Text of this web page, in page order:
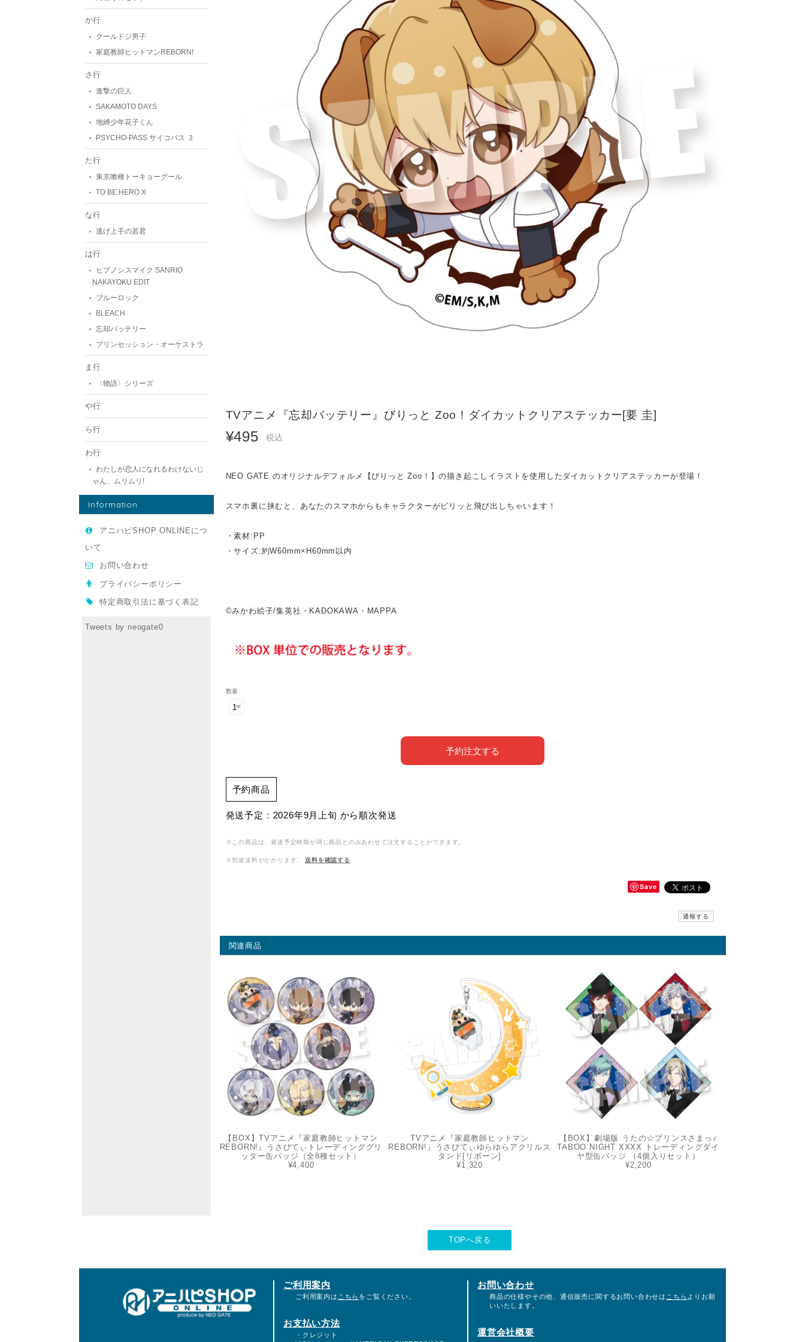
か行
クールドジ男子
家庭教師ヒットマンREBORN!
さ行
進撃の巨人
SAKAMOTO DAYS
地縛少年花子くん
PSYCHO-PASS サイコパス ３
た行
東京喰種トーキョーグール
TO BE HERO X
な行
逃げ上手の若君
は行
ヒプノシスマイク SANRIO
NAKAYOKU EDIT
ブルーロック
BLEACH
忘却バッテリー
プリンセッション・オーケストラ
ま行
〈物語〉シリーズ
や行
ら行
わ行
わたしが恋人になれるわけないじ
ゃん、ムリムリ!
Information
アニハピSHOP ONLINEにつ
いて
お問い合わせ
プライバシーポリシー
特定商取引法に基づく表記
Tweets by neogate0
TVアニメ『忘却バッテリー』びりっと Zoo！ダイカットクリアステッカー[要 圭]
¥495 税込
NEO GATE のオリジナルデフォルメ【びりっと Zoo！】の描き起こしイラストを使用したダイカットクリアステッカーが登場！
スマホ裏に挟むと、あなたのスマホからもキャラクターがビリッと飛び出しちゃいます！
・素材:PP
・サイズ:約W60mm×H60mm以内
©みかわ絵子/集英社・KADOKAWA・MAPPA
数量
予約注文する
予約商品
発送予定：2026年9月上旬 から順次発送
※この商品は、発送予定時期が同じ商品とのみあわせて注文することができます。
※別途送料がかかります。 送料を確認する
Save
通報する
関連商品
【BOX】TVアニメ『家庭教師ヒットマン
REBORN!』うさびてぃトレーディンググリ
ッター缶バッジ（全8種セット）
¥4,400
TVアニメ『家庭教師ヒットマン
REBORN!』うさびてぃゆらゆらアクリルス
タンド[リボーン]
¥1,320
【BOX】劇場版 うたの☆プリンスさまっ♪
TABOO NIGHT XXXX トレーディングダイ
ヤ型缶バッジ （4個入りセット）
¥2,200
TOPへ戻る
ご利用案内
ご利用案内は こちら をご覧ください。
お支払い方法
・クレジット
お問い合わせ
商品の仕様やその他、通信販売に関するお問い合わせは こちら よりお願
いいたします。
運営会社概要